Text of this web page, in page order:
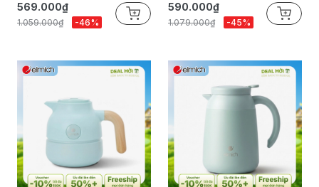
569.000₫
1.059.000₫ -46%
590.000₫
1.079.000₫ -45%